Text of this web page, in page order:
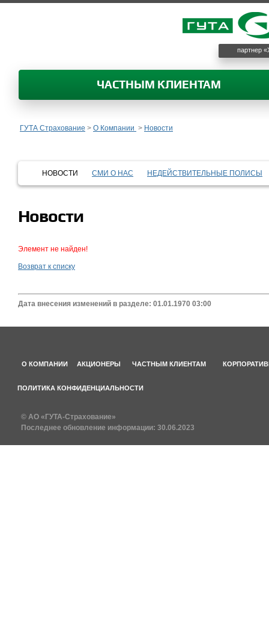
партнер
ЧАСТНЫМ КЛИЕНТАМ
ГУТА Страхование > О Компании > Новости
НОВОСТИ СМИ О НАС НЕДЕЙСТВИТЕЛЬНЫЕ ПОЛИСЫ
Новости
Элемент не найден!
Возврат к списку
Дата внесения изменений в разделе: 01.01.1970 03:00
О КОМПАНИИ АКЦИОНЕРЫ ЧАСТНЫМ КЛИЕНТАМ
ПОЛИТИКА КОНФИДЕНЦИАЛЬНОСТИ
© АО «ГУТА-Страхование»
Последнее обновление информации: 30.06.2023